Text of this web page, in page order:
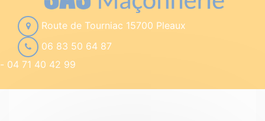
Route de Tourniac 15700 Pleaux
06 83 50 64 87
- 04 71 40 42 99